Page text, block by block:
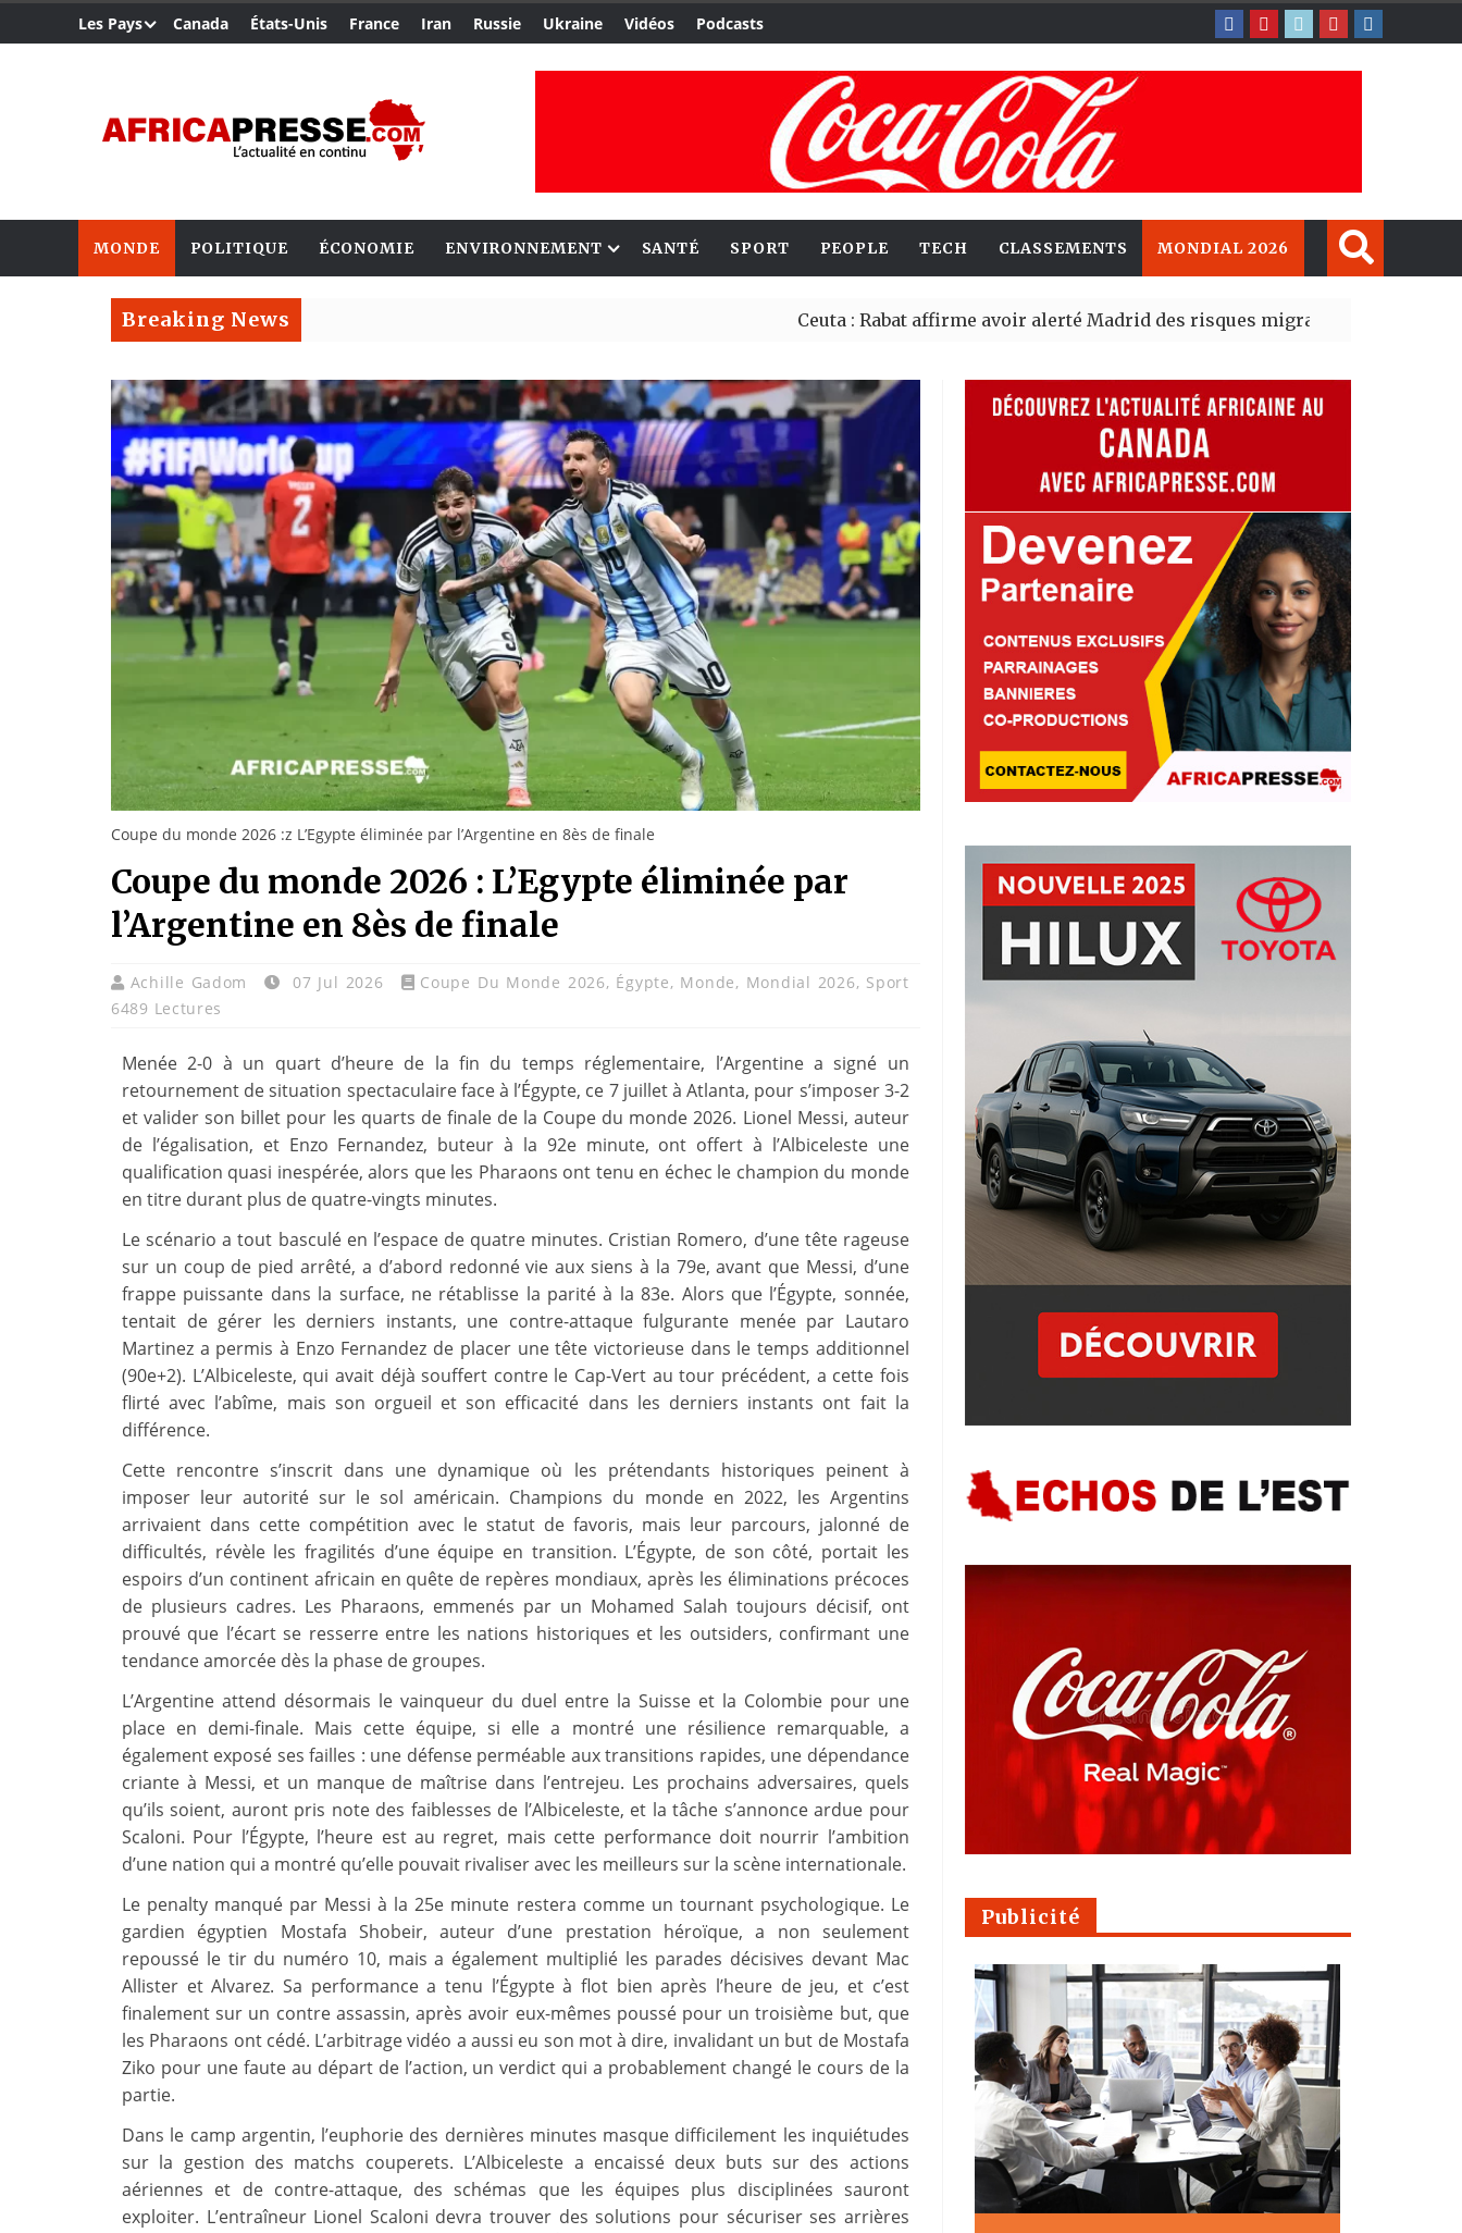
Les Pays Canada États-Unis France Iran Russie Ukraine Vidéos Podcasts
MONDE POLITIQUE ÉCONOMIE ENVIRONNEMENT SANTÉ SPORT PEOPLE TECH CLASSEMENTS MONDIAL 2026
Breaking News Ceuta : Rabat affirme avoir alerté Madrid des risques migratoires dès juillet
Coupe du monde 2026 :z L’Egypte éliminée par l’Argentine en 8ès de finale
Coupe du monde 2026 : L’Egypte éliminée par
l’Argentine en 8ès de finale
Achille Gadom 07 Jul 2026 Coupe Du Monde 2026, Égypte, Monde, Mondial 2026, Sport
6489 Lectures
Menée 2-0 à un quart d’heure de la fin du temps réglementaire, l’Argentine a signé un
retournement de situation spectaculaire face à l’Égypte, ce 7 juillet à Atlanta, pour s’imposer 3-2
et valider son billet pour les quarts de finale de la Coupe du monde 2026. Lionel Messi, auteur
de l’égalisation, et Enzo Fernandez, buteur à la 92e minute, ont offert à l’Albiceleste une
qualification quasi inespérée, alors que les Pharaons ont tenu en échec le champion du monde
en titre durant plus de quatre-vingts minutes.
Le scénario a tout basculé en l’espace de quatre minutes. Cristian Romero, d’une tête rageuse
sur un coup de pied arrêté, a d’abord redonné vie aux siens à la 79e, avant que Messi, d’une
frappe puissante dans la surface, ne rétablisse la parité à la 83e. Alors que l’Égypte, sonnée,
tentait de gérer les derniers instants, une contre-attaque fulgurante menée par Lautaro
Martinez a permis à Enzo Fernandez de placer une tête victorieuse dans le temps additionnel
(90e+2). L’Albiceleste, qui avait déjà souffert contre le Cap-Vert au tour précédent, a cette fois
flirté avec l’abîme, mais son orgueil et son efficacité dans les derniers instants ont fait la
différence.
Cette rencontre s’inscrit dans une dynamique où les prétendants historiques peinent à
imposer leur autorité sur le sol américain. Champions du monde en 2022, les Argentins
arrivaient dans cette compétition avec le statut de favoris, mais leur parcours, jalonné de
difficultés, révèle les fragilités d’une équipe en transition. L’Égypte, de son côté, portait les
espoirs d’un continent africain en quête de repères mondiaux, après les éliminations précoces
de plusieurs cadres. Les Pharaons, emmenés par un Mohamed Salah toujours décisif, ont
prouvé que l’écart se resserre entre les nations historiques et les outsiders, confirmant une
tendance amorcée dès la phase de groupes.
L’Argentine attend désormais le vainqueur du duel entre la Suisse et la Colombie pour une
place en demi-finale. Mais cette équipe, si elle a montré une résilience remarquable, a
également exposé ses failles : une défense perméable aux transitions rapides, une dépendance
criante à Messi, et un manque de maîtrise dans l’entrejeu. Les prochains adversaires, quels
qu’ils soient, auront pris note des faiblesses de l’Albiceleste, et la tâche s’annonce ardue pour
Scaloni. Pour l’Égypte, l’heure est au regret, mais cette performance doit nourrir l’ambition
d’une nation qui a montré qu’elle pouvait rivaliser avec les meilleurs sur la scène internationale.
Le penalty manqué par Messi à la 25e minute restera comme un tournant psychologique. Le
gardien égyptien Mostafa Shobeir, auteur d’une prestation héroïque, a non seulement
repoussé le tir du numéro 10, mais a également multiplié les parades décisives devant Mac
Allister et Alvarez. Sa performance a tenu l’Égypte à flot bien après l’heure de jeu, et c’est
finalement sur un contre assassin, après avoir eux-mêmes poussé pour un troisième but, que
les Pharaons ont cédé. L’arbitrage vidéo a aussi eu son mot à dire, invalidant un but de Mostafa
Ziko pour une faute au départ de l’action, un verdict qui a probablement changé le cours de la
partie.
Dans le camp argentin, l’euphorie des dernières minutes masque difficilement les inquiétudes
sur la gestion des matchs couperets. L’Albiceleste a encaissé deux buts sur des actions
aériennes et de contre-attaque, des schémas que les équipes plus disciplinées sauront
exploiter. L’entraîneur Lionel Scaloni devra trouver des solutions pour sécuriser ses arrières
Publicité